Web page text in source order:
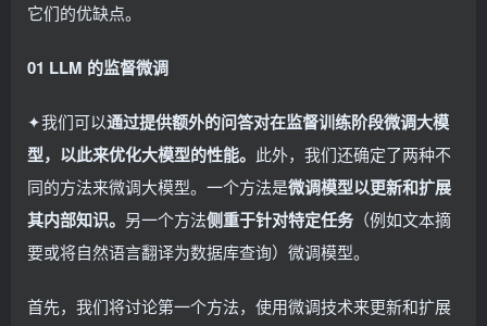
它们的优缺点。
01 LLM 的监督微调
✦我们可以通过提供额外的问答对在监督训练阶段微调大模
型，以此来优化大模型的性能。 此外，我们还确定了两种不
同的方法来微调大模型。一个方法是微调模型以更新和扩展
其内部知识。 另一个方法侧重于针对特定任务 （例如文本摘
要或将自然语言翻译为数据库查询）微调模型。
首先，我们将讨论第一个方法，使用微调技术来更新和扩展